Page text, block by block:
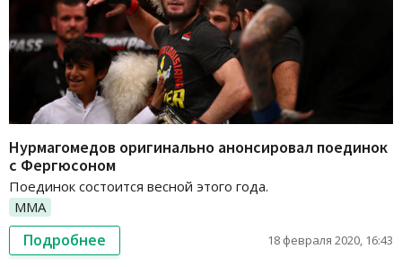
Нурмагомедов оригинально анонсировал поединок
с Фергюсоном
Поединок состоится весной этого года.
ММА
Подробнее 18 февраля 2020, 16:43